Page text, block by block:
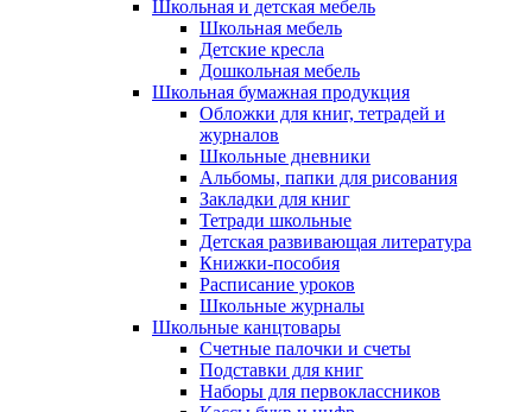
Школьная и детская мебель
Школьная мебель
Детские кресла
Дошкольная мебель
Школьная бумажная продукция
Обложки для книг, тетрадей и
журналов
Школьные дневники
Альбомы, папки для рисования
Закладки для книг
Тетради школьные
Детская развивающая литература
Книжки-пособия
Расписание уроков
Школьные журналы
Школьные канцтовары
Счетные палочки и счеты
Подставки для книг
Наборы для первоклассников